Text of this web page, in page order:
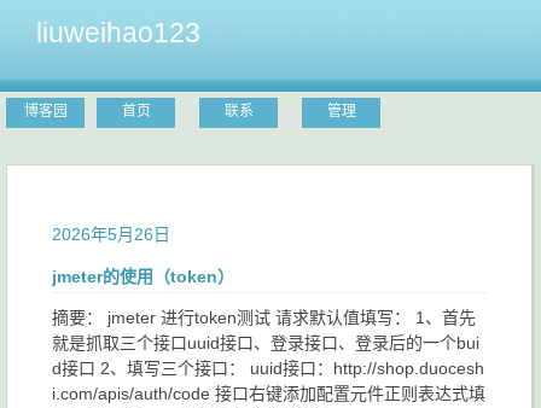
liuweihao123
博客园 首页 联系 管理
2026年5月26日
jmeter的使用（token）
摘要： jmeter 进行token测试 请求默认值填写： 1、首先
就是抓取三个接口uuid接口、登录接口、登录后的一个bui
d接口 2、填写三个接口： uuid接口：http://shop.duocesh
i.com/apis/auth/code 接口右键添加配置元件正则表达式填